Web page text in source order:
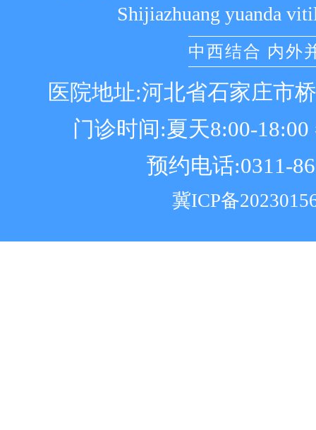
Shijiazhuang yuanda
中西结合 内外
医院地址:河北省石家庄市
门诊时间:夏天8:00-18:00
预约电话:0311-
冀ICP备